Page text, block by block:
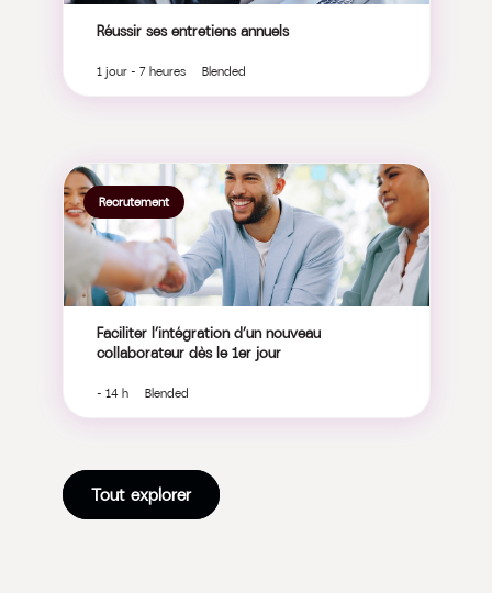
Réussir ses entretiens annuels
1 jour - 7 heures Blended
Recrutement
Faciliter l’intégration d’un nouveau
collaborateur dès le 1er jour
- 14 h Blended
Tout explorer